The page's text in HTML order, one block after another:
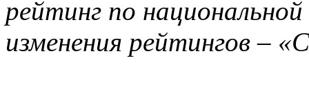
рейтинг по
изменения рейтингов –